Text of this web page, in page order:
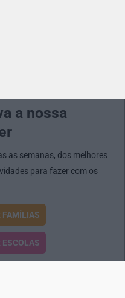
a nossa
as semanas, dos melhores
para fazer com os
FAMÍLIAS
ESCOLAS